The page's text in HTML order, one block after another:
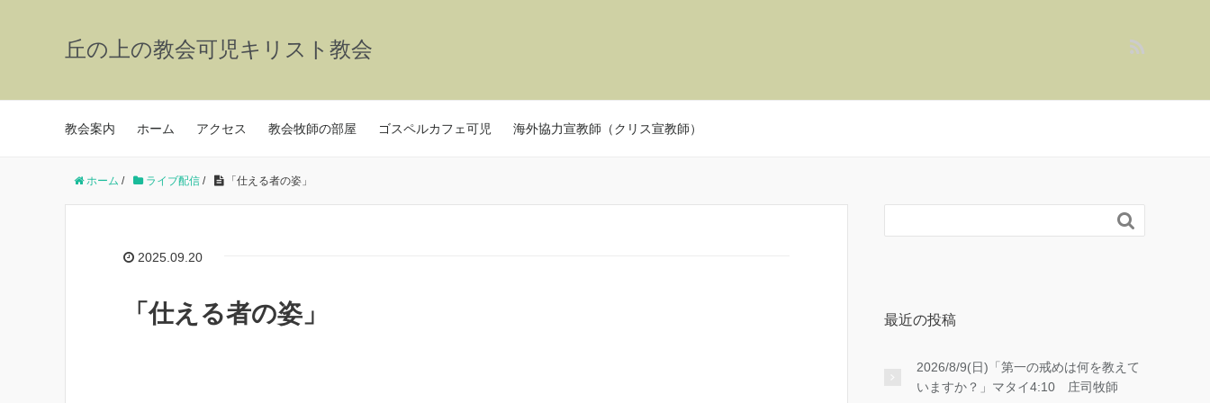
丘の上の教会可児キリスト教会
教会案内 ホーム アクセス 教会牧師の部屋 ゴスペルカフェ可児 海外協力宣教師（クリス宣教師）
ホーム / ライブ配信 / 「仕える者の姿」
2025.09.20
「仕える者の姿」

最近の投稿
2026/8/9(日)「第一の戒めは何を教えて
いますか？」マタイ4:10 庄司牧師